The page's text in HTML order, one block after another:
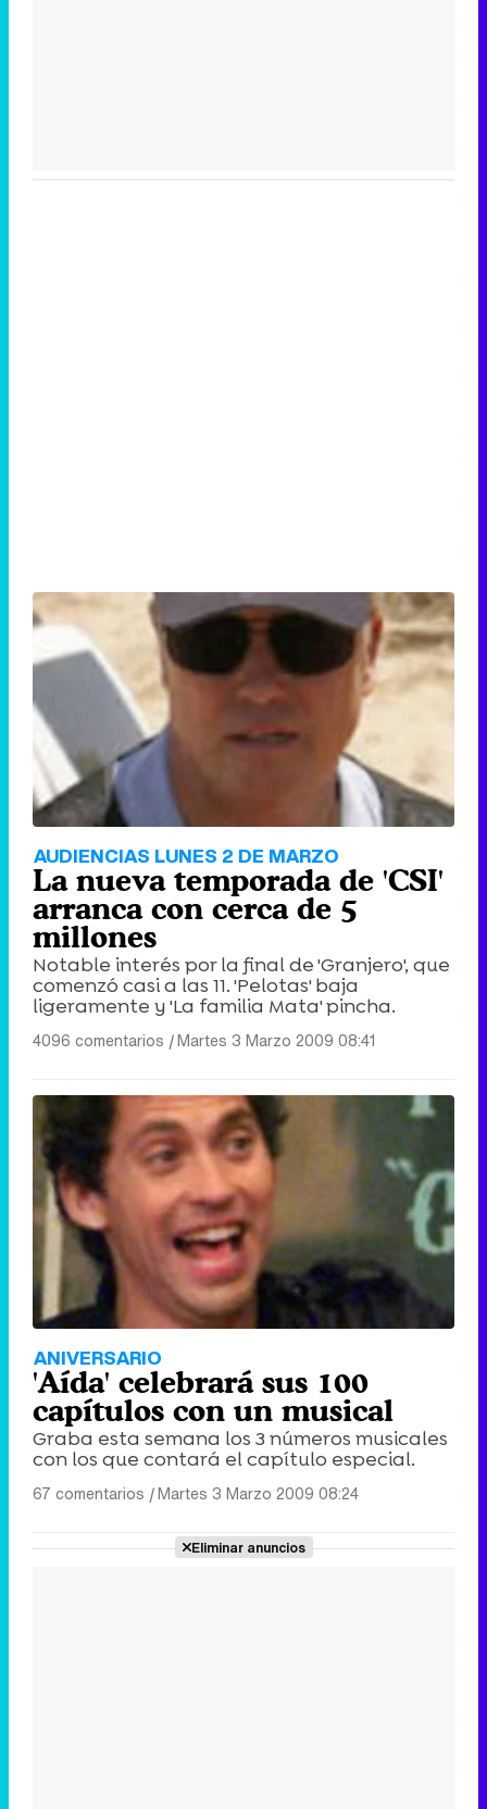
AUDIENCIAS LUNES 2 DE MARZO
La nueva temporada de 'CSI'
arranca con cerca de 5
millones
Notable interés por la final de 'Granjero', que
comenzó casi a las 11. 'Pelotas' baja
ligeramente y 'La familia Mata' pincha.
4096 comentarios |Martes 3 Marzo 2009 08:41
ANIVERSARIO
'Aída' celebrará sus 100
capítulos con un musical
Graba esta semana los 3 números musicales
con los que contará el capítulo especial.
67 comentarios |Martes 3 Marzo 2009 08:24
Eliminar anuncios